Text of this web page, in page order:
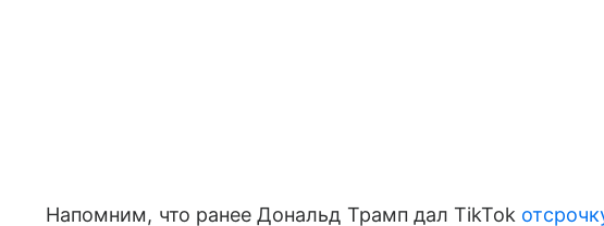
Напомним, что ранее Дональд Трамп дал TikTok